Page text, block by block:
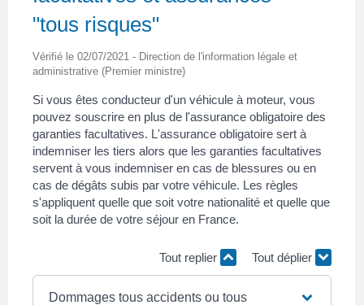
"tous risques"
Vérifié le 02/07/2021 - Direction de l'information légale et
administrative (Premier ministre)
Si vous êtes conducteur d'un véhicule à moteur, vous
pouvez souscrire en plus de l'assurance obligatoire des
garanties facultatives. L'assurance obligatoire sert à
indemniser les tiers alors que les garanties facultatives
servent à vous indemniser en cas de blessures ou en
cas de dégâts subis par votre véhicule. Les règles
s'appliquent quelle que soit votre nationalité et quelle que
soit la durée de votre séjour en France.
Tout replier Tout déplier
Dommages tous accidents ou tous